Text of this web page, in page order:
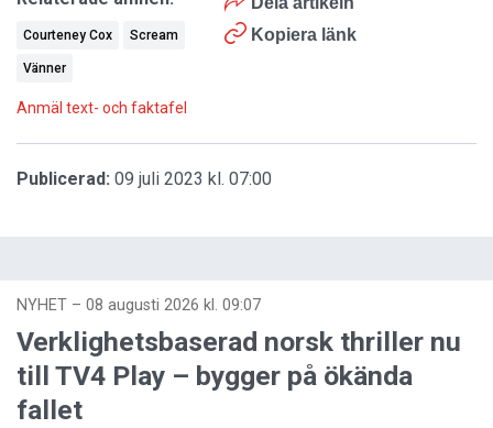
Kopiera länk
Courteney Cox Scream
Vänner
Anmäl text- och faktafel
Publicerad: 09 juli 2023 kl. 07:00
NYHET – 08 augusti 2026 kl. 09:07
Verklighetsbaserad norsk thriller nu
till TV4 Play – bygger på ökända
fallet